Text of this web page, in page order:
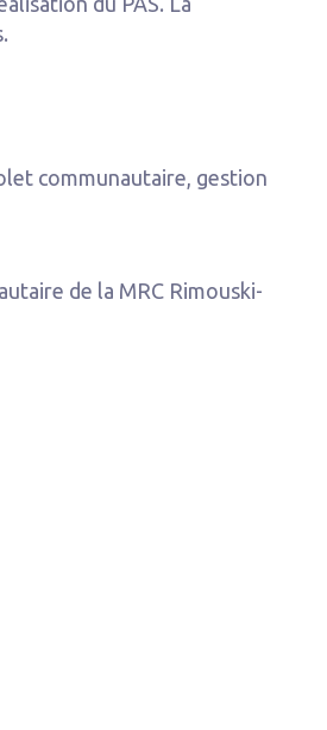
communautaire, gestion
de la MRC Rimouski-